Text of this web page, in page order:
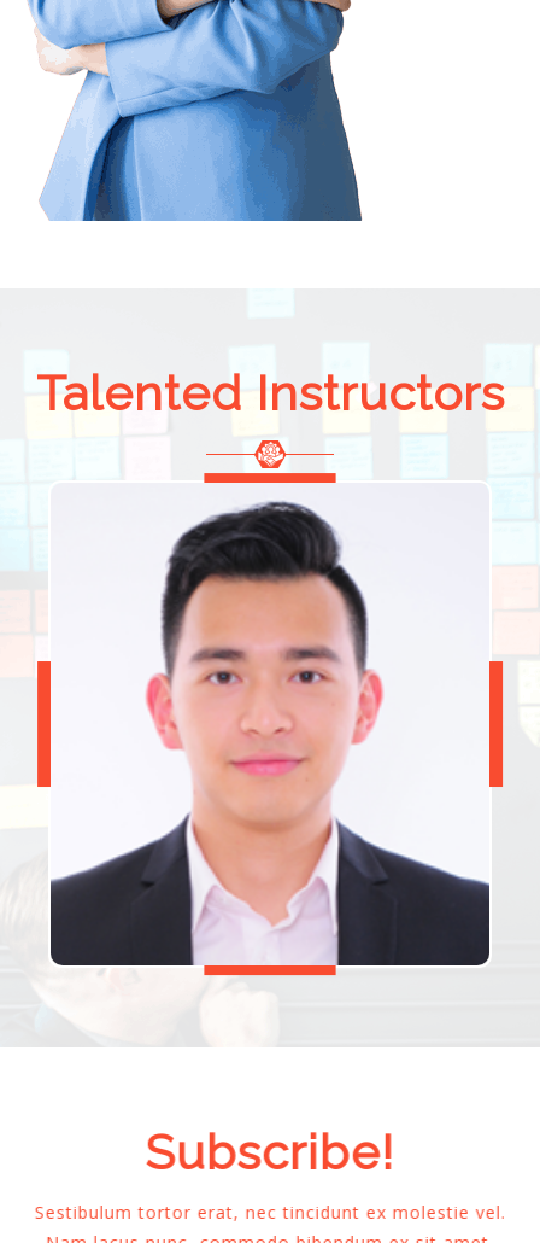
Talented Instructors
Subscribe!
Sestibulum tortor erat, nec tincidunt ex molestie vel.